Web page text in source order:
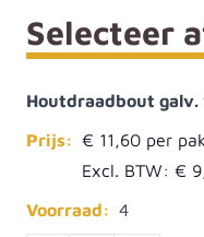
Selecteer
Houtdraadbout
Prijs: € 11,60
Excl. BTW: €
Voorraad: 4